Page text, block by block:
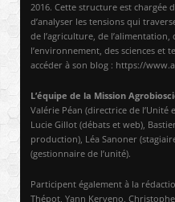
2016. Cette structure est chargée
d’analyser les tensions qui
de l’agriculture, de
l’environnement, des sciences et
accéder à son blog : https://
L’équipe de la Mission
Valérie Péan (directrice de l’Unité
Lucie Gillot (débats et web),
production), Léa Sanoner
(gestionnaire de l’unité).
Participent également à la
Thépot, Yann Kerveno,